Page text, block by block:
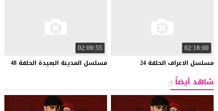
02:18:00
مسلسل الاعراف الحلقة 24
02:09:55
مسلسل المدينة البعيدة الحلقة 48
شاهد أيضاً :